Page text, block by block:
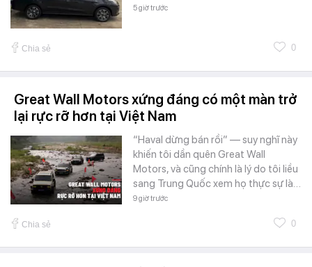
5 giờ trước
Chia sẻ 0
Great Wall Motors xứng đáng có một màn trở
lại rực rỡ hơn tại Việt Nam
“Haval dừng bán rồi” — suy nghĩ này
khiến tôi dần quên Great Wall
Motors, và cũng chính là lý do tôi liều
sang Trung Quốc xem họ thực sự là…
9 giờ trước
Chia sẻ 0